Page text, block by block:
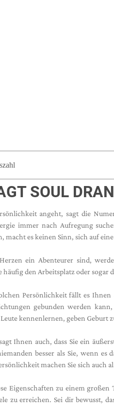
SOUL
angeht, sagt die
immer nach Aufregung
macht es keinen Sinn, sich auf
ein Abenteurer sind,
häufig den Arbeitsplatz oder
Persönlichkeit fällt es
gebunden werden
kennenlernen, geben Geburt
Ihnen auch, dass Sie ein
besser als Sie, wenn
machen Sie sich auch
Eigenschaften zu einem
zu erreichen. Sei dir bewusst,